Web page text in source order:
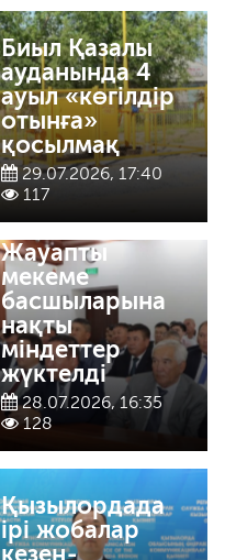
Биыл Қазалы
ауданында 4
ауыл «көгілдір
отынға»
қосылмақ
29.07.2026, 17:40
117
Жауапты
мекеме
басшыларына
нақты
міндеттер
жүктелді
28.07.2026, 16:35
128
Қызылордада
ірі жобалар